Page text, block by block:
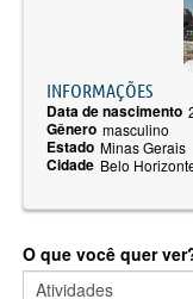
INFORMAÇÕES
Data de nascimento
Gênero masculino
Estado Minas Gerais
Cidade Belo
O que você quer